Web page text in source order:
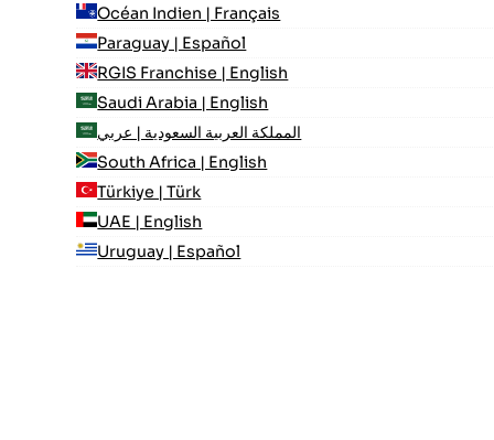
Océan Indien | Français
Paraguay | Español
RGIS Franchise | English
Saudi Arabia | English
المملكة العربية السعودية | عربي
South Africa | English
Türkiye | Türk
UAE | English
Uruguay | Español